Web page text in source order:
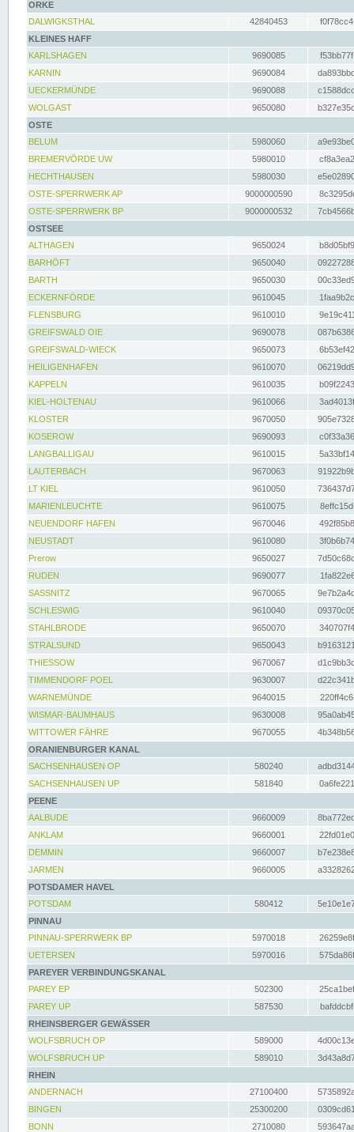
ORKE
DALWIGKSTHAL
42840453
KLEINES HAFF
KARLSHAGEN
9690085
KARNIN
9690084
UECKERMÜNDE
9690088
WOLGAST
9650080
OSTE
BELUM
5980060
BREMERVÖRDE UW
5980010
HECHTHAUSEN
5980030
OSTE-SPERRWERK AP
9000000590
OSTE-SPERRWERK BP
9000000532
OSTSEE
ALTHAGEN
9650024
BARHÖFT
9650040
BARTH
9650030
ECKERNFÖRDE
9610045
FLENSBURG
9610010
GREIFSWALD OIE
9690078
GREIFSWALD-WIECK
9650073
HEILIGENHAFEN
9610070
KAPPELN
9610035
KIEL-HOLTENAU
9610066
KLOSTER
9670050
KOSEROW
9690093
LANGBALLIGAU
9610015
LAUTERBACH
9670063
LT KIEL
9610050
MARIENLEUCHTE
9610075
NEUENDORF HAFEN
9670046
NEUSTADT
9610080
Prerow
9650027
RUDEN
9690077
SASSNITZ
9670065
SCHLESWIG
9610040
STAHLBRODE
9650070
STRALSUND
9650043
THIESSOW
9670067
TIMMENDORF POEL
9630007
WARNEMÜNDE
9640015
WISMAR-BAUMHAUS
9630008
WITTOWER FÄHRE
9670055
ORANIENBURGER KANAL
SACHSENHAUSEN OP
580240
SACHSENHAUSEN UP
581840
PEENE
AALBUDE
9660009
ANKLAM
9660001
DEMMIN
9660007
JARMEN
9660005
POTSDAMER HAVEL
POTSDAM
580412
PINNAU
PINNAU-SPERRWERK BP
5970018
UETERSEN
5970016
PAREYER VERBINDUNGSKANAL
PAREY EP
502300
PAREY UP
587530
RHEINSBERGER GEWÄSSER
WOLFSBRUCH OP
589000
WOLFSBRUCH UP
589010
RHEIN
ANDERNACH
27100400
BINGEN
25300200
BONN
2710080